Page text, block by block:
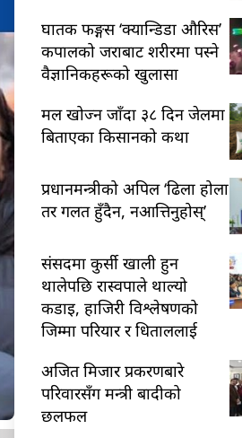
घातक फङ्गस ‘क्यान्डिडा औरिस’
कपालको जराबाट शरीरमा पस्ने
वैज्ञानिकहरूको खुलासा
मल खोज्न जाँदा ३८ दिन जेलमा
बिताएका किसानको कथा
प्रधानमन्त्रीको अपिल ‘ढिला होला
तर गलत हुँदैन, नआत्तिनुहोस्’
संसदमा कुर्सी खाली हुन
थालेपछि रास्वपाले थाल्यो
कडाइ, हाजिरी विश्लेषणको
जिम्मा परियार र धिताललाई
अजित मिजार प्रकरणबारे
परिवारसँग मन्त्री बादीको
छलफल